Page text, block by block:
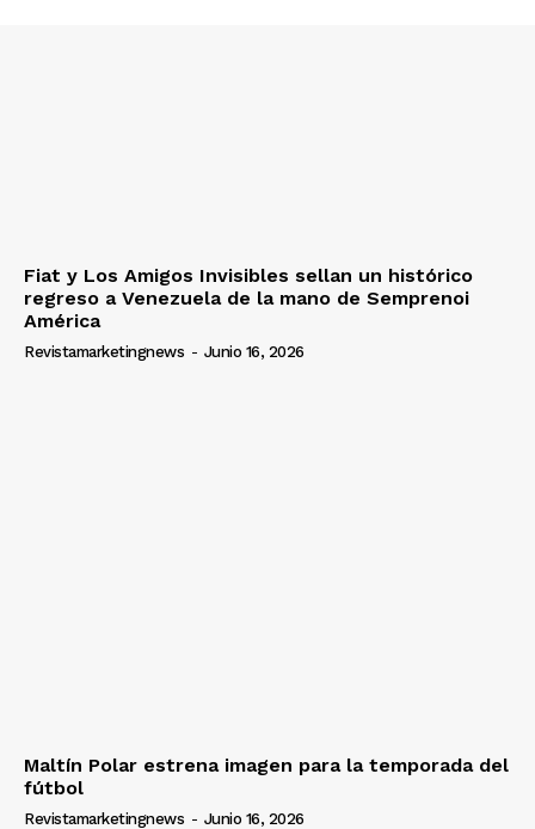
Fiat y Los Amigos Invisibles sellan un histórico
regreso a Venezuela de la mano de Semprenoi
América
Revistamarketingnews - Junio 16, 2026
Maltín Polar estrena imagen para la temporada del
fútbol
Revistamarketingnews - Junio 16, 2026